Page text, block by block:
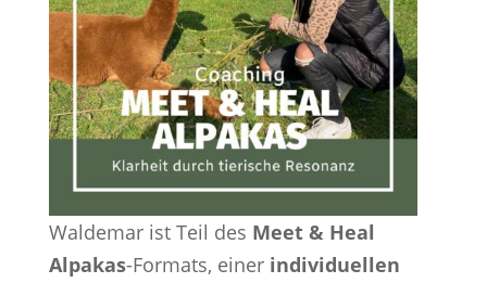
Waldemar ist Teil des Meet & Heal
Alpakas-Formats, einer individuellen